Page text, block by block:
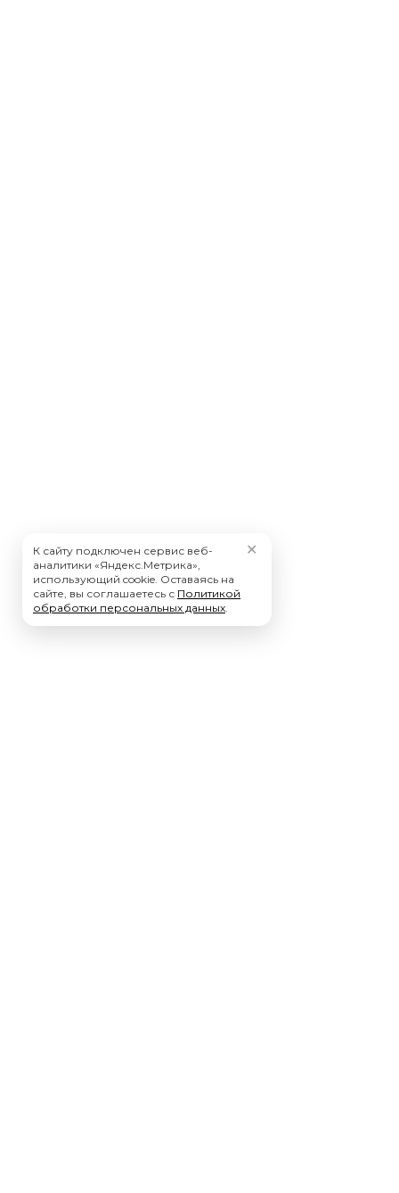
К сайту подключен сервис веб-
аналитики «Яндекс.Метрика»,
использующий cookie. Оставаясь на
сайте, вы соглашаетесь с Политикой
обработки персональных данных.
✕